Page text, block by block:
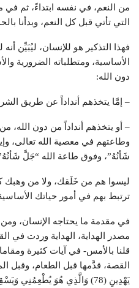
من النعم، في نفسه ابتداءً، ثم في
التي تأتي قبل كل النعم، وبدأنا
فهذا التذكير هو للإنسان، ليُبَيِّن
الأساسية، ومتطلباته الضرورية
دون الله:
– إمَّا يتخذهم أنداداً عن طريق
– أو يتخذهم أنداداً من دون الله،
وطاعتهم في معصية الله تعالى،
شَأنُهُ”، وفوق طاعة الله “جَلَّ
ليسوا هم من خَلَقك، ولا من وهبك
ترتبط بهم في أمور حياتك
في مقدمة ما يحتاجه الإنسان، ومن
مصدر الهداية، الهداية وردت في
قلنا بالأمس- في آيات كثيرة
القصة، قدَّمها قبل الطعام، وقبل
يَهْدِينِ (78) وَالَّذِي هُوَ يُطْعِمُنِي وَيَسْقِينِ}[الشعراء:78-79].